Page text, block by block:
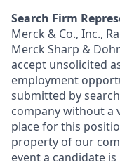
Search Firm
Merck & Co., Inc.,
Merck Sharp &
accept unsolicited
employment
submitted by
company without a
place for this
property of our
event a candidate